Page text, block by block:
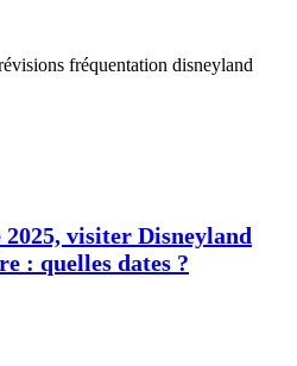
visiter Disneyland
: quelles dates ?